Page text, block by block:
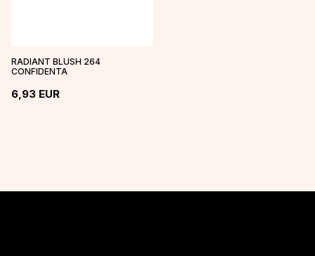
RADIANT BLUSH 264
CONFIDENTA
6,93 EUR